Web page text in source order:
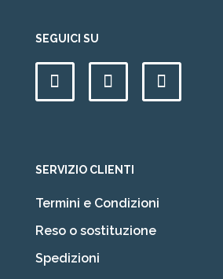
SEGUICI SU
SERVIZIO CLIENTI
Termini e Condizioni
Reso o sostituzione
Spedizioni